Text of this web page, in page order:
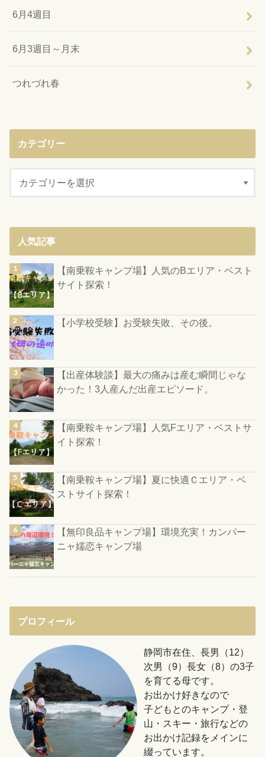
6月4週目
6月3週目～月末
つれづれ春
カテゴリー
人気記事
【南乗鞍キャンプ場】人気のBエリア・ベスト
サイト探索！
【小学校受験】お受験失敗、その後。
【出産体験談】最大の痛みは産む瞬間じゃな
かった！3人産んだ出産エピソード。
【南乗鞍キャンプ場】人気Fエリア・ベストサ
イト探索！
【南乗鞍キャンプ場】夏に快適Ｃエリア・ベ
ストサイト探索！
【無印良品キャンプ場】環境充実！カンパー
ニャ嬬恋キャンプ場
プロフィール
静岡市在住、長男（12）
次男（9）長女（8）の3子
を育てる母です。
お出かけ好きなので
子どもとのキャンプ・登
山・スキー・旅行などの
お出かけ記録をメインに
綴っています。